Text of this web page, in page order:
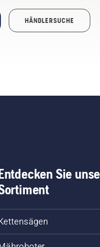
HÄNDLERSUCHE
Sie